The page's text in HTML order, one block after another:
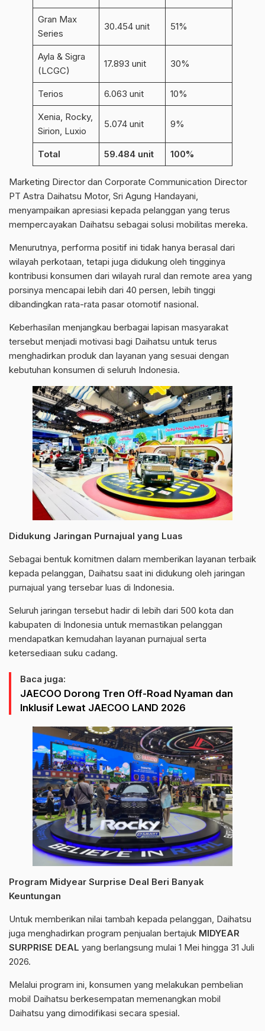
Gran Max
Series
30.454 unit 51%
Ayla & Sigra
(LCGC)
17.893 unit 30%
Terios 6.063 unit 10%
Xenia, Rocky,
Sirion, Luxio
5.074 unit 9%
Total 59.484 unit 100%
Marketing Director dan Corporate Communication Director
PT Astra Daihatsu Motor, Sri Agung Handayani,
menyampaikan apresiasi kepada pelanggan yang terus
mempercayakan Daihatsu sebagai solusi mobilitas mereka.
Menurutnya, performa positif ini tidak hanya berasal dari
wilayah perkotaan, tetapi juga didukung oleh tingginya
kontribusi konsumen dari wilayah rural dan remote area yang
porsinya mencapai lebih dari 40 persen, lebih tinggi
dibandingkan rata-rata pasar otomotif nasional.
Keberhasilan menjangkau berbagai lapisan masyarakat
tersebut menjadi motivasi bagi Daihatsu untuk terus
menghadirkan produk dan layanan yang sesuai dengan
kebutuhan konsumen di seluruh Indonesia.
Didukung Jaringan Purnajual yang Luas
Sebagai bentuk komitmen dalam memberikan layanan terbaik
kepada pelanggan, Daihatsu saat ini didukung oleh jaringan
purnajual yang tersebar luas di Indonesia.
Seluruh jaringan tersebut hadir di lebih dari 500 kota dan
kabupaten di Indonesia untuk memastikan pelanggan
mendapatkan kemudahan layanan purnajual serta
ketersediaan suku cadang.
Baca juga:
JAECOO Dorong Tren Off-Road Nyaman dan
Inklusif Lewat JAECOO LAND 2026
Program Midyear Surprise Deal Beri Banyak
Keuntungan
Untuk memberikan nilai tambah kepada pelanggan, Daihatsu
juga menghadirkan program penjualan bertajuk MIDYEAR
SURPRISE DEAL yang berlangsung mulai 1 Mei hingga 31 Juli
2026.
Melalui program ini, konsumen yang melakukan pembelian
mobil Daihatsu berkesempatan memenangkan mobil
Daihatsu yang dimodifikasi secara spesial.